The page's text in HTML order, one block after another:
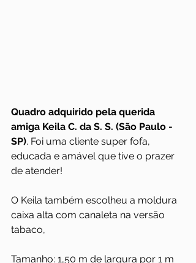
Quadro adquirido pela querida
amiga Keila C. da S. S. (São Paulo -
SP). Foi uma cliente super fofa,
educada e amável que tive o prazer
de atender!
O Keila também escolheu a moldura
caixa alta com canaleta na versão
tabaco,
Tamanho: 1,50 m de largura por 1 m